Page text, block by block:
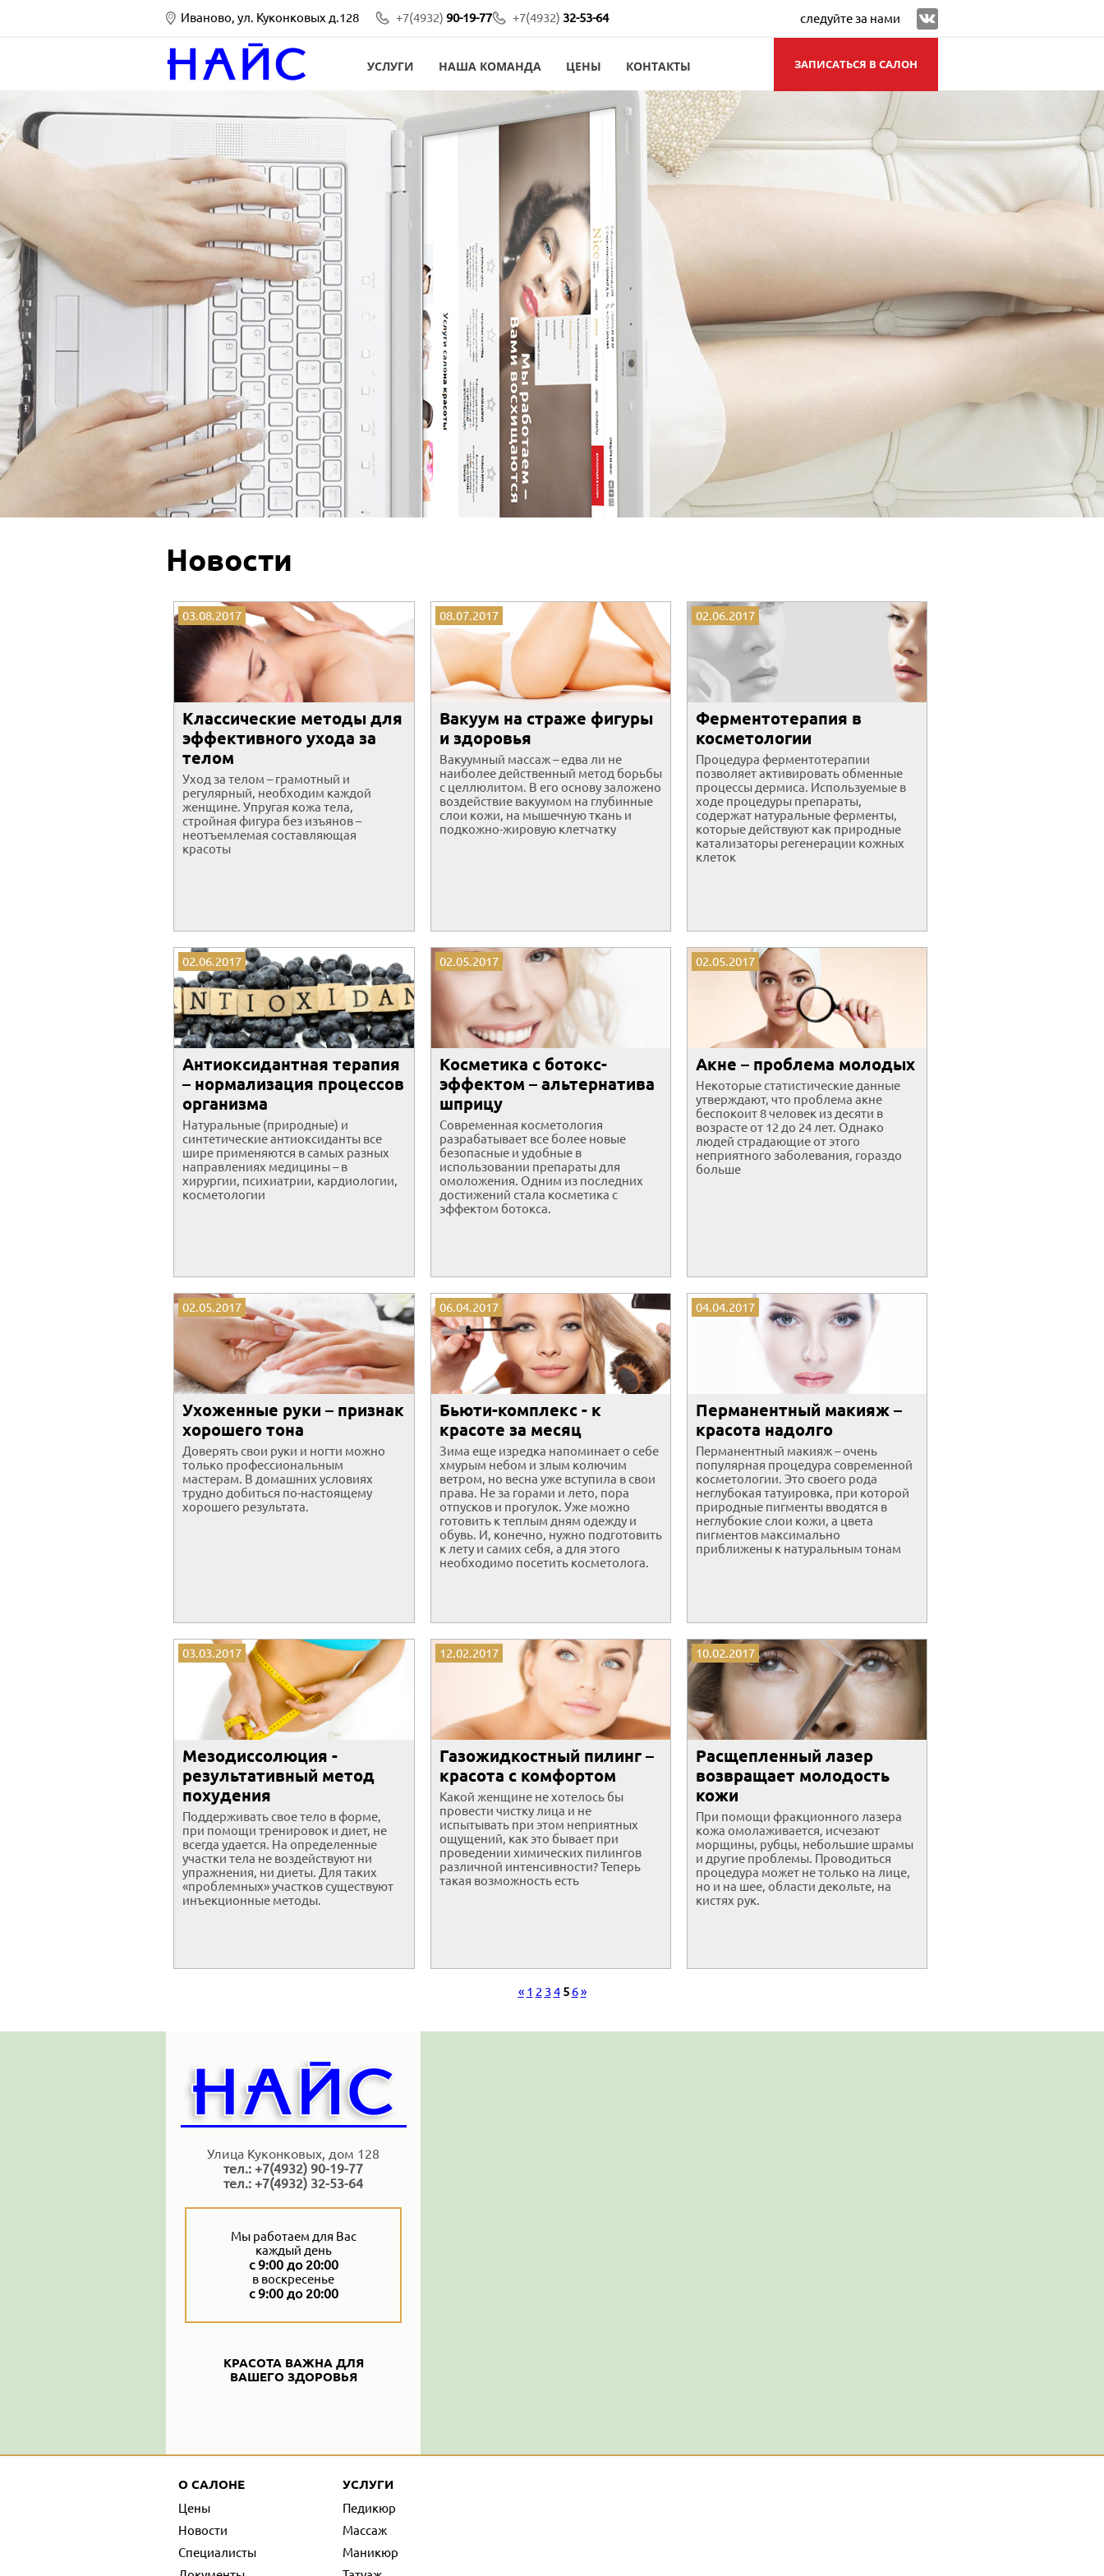
Иваново, ул. Куконковых д.128 +7(4932) 90-19-77 +7(4932) 32-53-64 следуйте за нами
УСЛУГИ НАША КОМАНДА ЦЕНЫ КОНТАКТЫ ЗАПИСАТЬСЯ В САЛОН
Новости
Классические методы для
эффективного ухода за
телом
Уход за телом – грамотный и
регулярный, необходим каждой
женщине. Упругая кожа тела,
стройная фигура без изъянов –
неотъемлемая составляющая
красоты
03.08.2017
Вакуум на страже фигуры
и здоровья
Вакуумный массаж – едва ли не
наиболее действенный метод борьбы
с целлюлитом. В его основу заложено
воздействие вакуумом на глубинные
слои кожи, на мышечную ткань и
подкожно-жировую клетчатку
08.07.2017
Ферментотерапия в
косметологии
Процедура ферментотерапии
позволяет активировать обменные
процессы дермиса. Используемые в
ходе процедуры препараты,
содержат натуральные ферменты,
которые действуют как природные
катализаторы регенерации кожных
клеток
02.06.2017
Антиоксидантная терапия
– нормализация процессов
организма
Натуральные (природные) и
синтетические антиоксиданты все
шире применяются в самых разных
направлениях медицины – в
хирургии, психиатрии, кардиологии,
косметологии
02.06.2017
Косметика с ботокс-
эффектом – альтернатива
шприцу
Современная косметология
разрабатывает все более новые
безопасные и удобные в
использовании препараты для
омоложения. Одним из последних
достижений стала косметика с
эффектом ботокса.
02.05.2017
Акне – проблема молодых
Некоторые статистические данные
утверждают, что проблема акне
беспокоит 8 человек из десяти в
возрасте от 12 до 24 лет. Однако
людей страдающие от этого
неприятного заболевания, гораздо
больше
02.05.2017
Ухоженные руки – признак
хорошего тона
Доверять свои руки и ногти можно
только профессиональным
мастерам. В домашних условиях
трудно добиться по-настоящему
хорошего результата.
02.05.2017
Бьюти-комплекс - к
красоте за месяц
Зима еще изредка напоминает о себе
хмурым небом и злым колючим
ветром, но весна уже вступила в свои
права. Не за горами и лето, пора
отпусков и прогулок. Уже можно
готовить к теплым дням одежду и
обувь. И, конечно, нужно подготовить
к лету и самих себя, а для этого
необходимо посетить косметолога.
06.04.2017
Перманентный макияж –
красота надолго
Перманентный макияж – очень
популярная процедура современной
косметологии. Это своего рода
неглубокая татуировка, при которой
природные пигменты вводятся в
неглубокие слои кожи, а цвета
пигментов максимально
приближены к натуральным тонам
04.04.2017
Мезодиссолюция -
результативный метод
похудения
Поддерживать свое тело в форме,
при помощи тренировок и диет, не
всегда удается. На определенные
участки тела не воздействуют ни
упражнения, ни диеты. Для таких
«проблемных» участков существуют
инъекционные методы.
03.03.2017
Газожидкостный пилинг –
красота с комфортом
Какой женщине не хотелось бы
провести чистку лица и не
испытывать при этом неприятных
ощущений, как это бывает при
проведении химических пилингов
различной интенсивности? Теперь
такая возможность есть
12.02.2017
Расщепленный лазер
возвращает молодость
кожи
При помощи фракционного лазера
кожа омолаживается, исчезают
морщины, рубцы, небольшие шрамы
и другие проблемы. Проводиться
процедура может не только на лице,
но и на шее, области декольте, на
кистях рук.
10.02.2017
« 1 2 3 4 5 6 »
Улица Куконковых, дом 128
тел.: +7(4932) 90-19-77
тел.: +7(4932) 32-53-64
Мы работаем для Вас
каждый день
с 9:00 до 20:00
в воскресенье
с 9:00 до 20:00
КРАСОТА ВАЖНА ДЛЯ
ВАШЕГО ЗДОРОВЬЯ
О САЛОНЕ
Цены
Новости
Специалисты
УСЛУГИ
Педикюр
Массаж
Маникюр